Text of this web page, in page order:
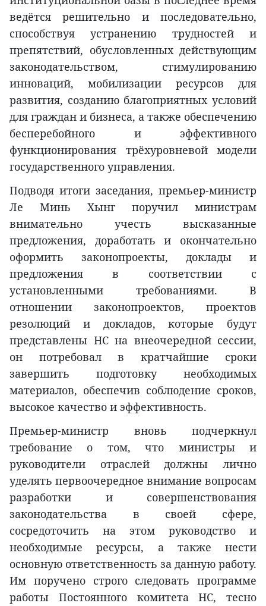
ведётся решительно и последовательно,
способствуя устранению трудностей и
препятствий, обусловленных действующим
законодательством, стимулированию
инноваций, мобилизации ресурсов для
развития, созданию благоприятных условий
для граждан и бизнеса, а также обеспечению
бесперебойного и эффективного
функционирования трёхуровневой модели
государственного управления.
Подводя итоги заседания, премьер-министр
Ле Минь Хынг поручил министрам
внимательно учесть высказанные
предложения, доработать и окончательно
оформить законопроекты, доклады и
предложения в соответствии с
установленными требованиями. В
отношении законопроектов, проектов
резолюций и докладов, которые будут
представлены НС на внеочередной сессии,
он потребовал в кратчайшие сроки
завершить подготовку необходимых
материалов, обеспечив соблюдение сроков,
высокое качество и эффективность.
Премьер-министр вновь подчеркнул
требование о том, что министры и
руководители отраслей должны лично
уделять первоочередное внимание вопросам
разработки и совершенствования
законодательства в своей сфере,
сосредоточить на этом руководство и
необходимые ресурсы, а также нести
основную ответственность за данную работу.
Им поручено строго следовать программе
работы Постоянного комитета НС, тесно